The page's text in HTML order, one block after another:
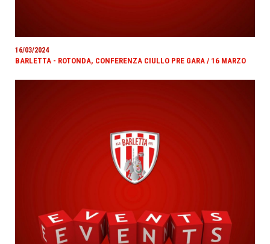
16/03/2024
BARLETTA - ROTONDA, CONFERENZA CIULLO PRE GARA / 16 MARZO